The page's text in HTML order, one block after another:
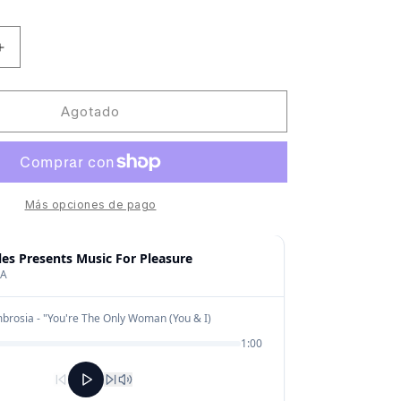
Aumentar
presents
Groove
Agotado
Más opciones de pago